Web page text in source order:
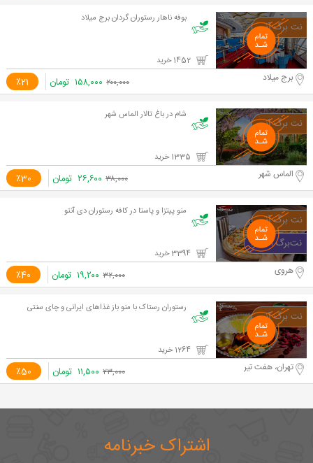
بوفه ناهار رستوران گردان برج میلاد
٪21 برج میلاد ۲۰۰,۰۰۰ ۱۵۸,۰۰۰ تومان
شام در باغ تالار الماس شهر
٪30 الماس شهر ۳۸,۰۰۰ ۲۶,۶۰۰ تومان
منو پیتزا و پاستا در کافه رستوران دی آنتو
٪40 هروی ۳۲,۰۰۰ ۱۹,۲۰۰ تومان
رستوران رستاک با منو باز غذاهای ایرانی و چای سنتی
٪50 تهران، هفت تیر ۲۳,۰۰۰ ۱۱,۵۰۰ تومان
اشتراک خبرنامه